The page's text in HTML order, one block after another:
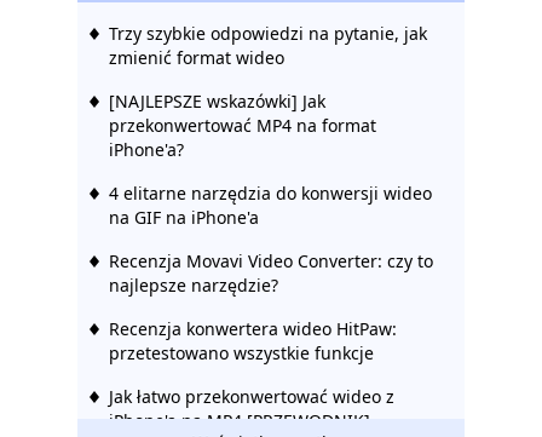
Trzy szybkie odpowiedzi na pytanie, jak
zmienić format wideo
[NAJLEPSZE wskazówki] Jak
przekonwertować MP4 na format
iPhone'a?
4 elitarne narzędzia do konwersji wideo
na GIF na iPhone'a
Recenzja Movavi Video Converter: czy to
najlepsze narzędzie?
Recenzja konwertera wideo HitPaw:
przetestowano wszystkie funkcje
Jak łatwo przekonwertować wideo z
iPhone'a na MP4 [PRZEWODNIK]